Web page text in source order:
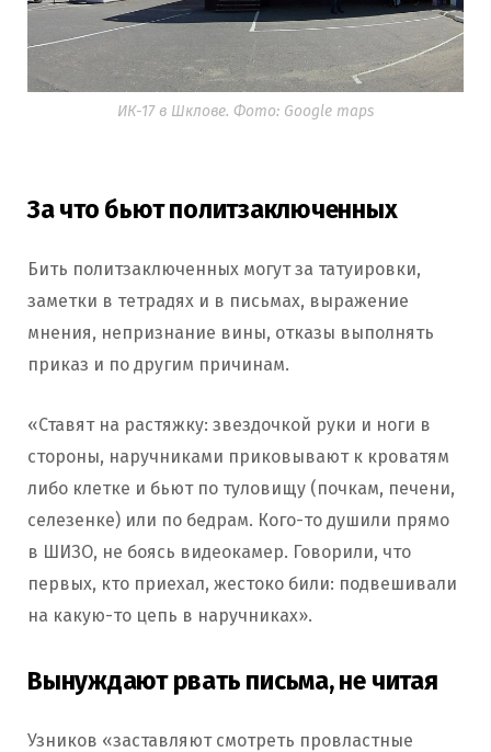
ИК-17 в Шклове. Фото: Google maps
За что бьют политзаключенных
Бить политзаключенных могут за татуировки,
заметки в тетрадях и в письмах, выражение
мнения, непризнание вины, отказы выполнять
приказ и по другим причинам.
«Ставят на растяжку: звездочкой руки и ноги в
стороны, наручниками приковывают к кроватям
либо клетке и бьют по туловищу (почкам, печени,
селезенке) или по бедрам. Кого-то душили прямо
в ШИЗО, не боясь видеокамер. Говорили, что
первых, кто приехал, жестоко били: подвешивали
на какую-то цепь в наручниках».
Вынуждают рвать письма, не читая
Узников «заставляют смотреть провластные